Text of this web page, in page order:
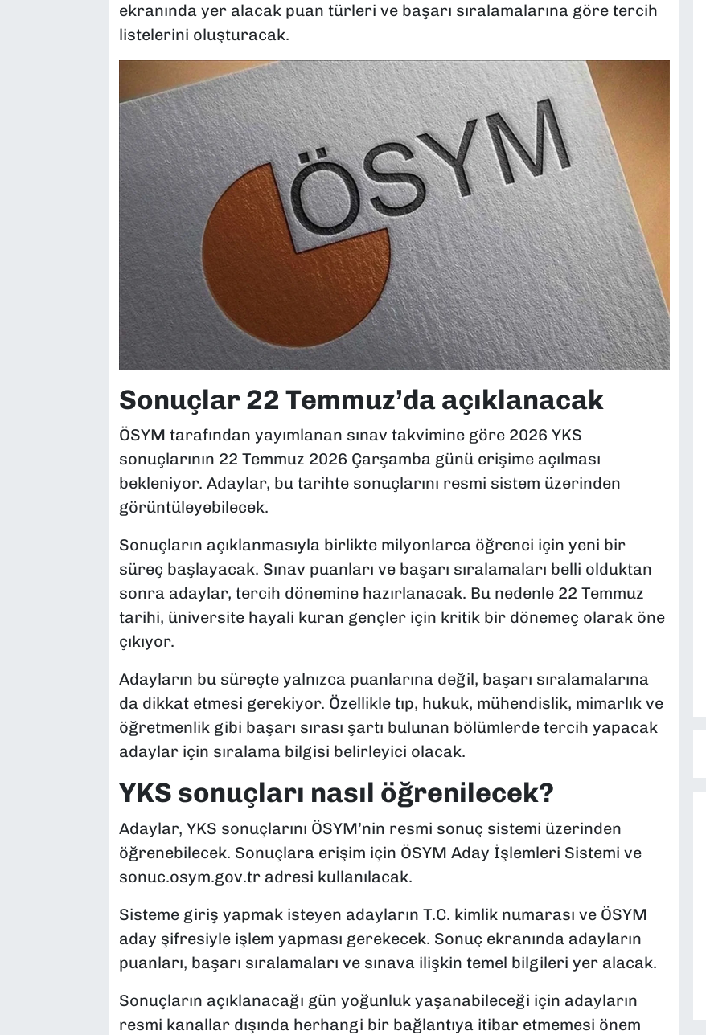
ekranında yer alacak puan türleri ve başarı sıralamalarına göre tercih
listelerini oluşturacak.
Sonuçlar 22 Temmuz’da açıklanacak
ÖSYM tarafından yayımlanan sınav takvimine göre 2026 YKS
sonuçlarının 22 Temmuz 2026 Çarşamba günü erişime açılması
bekleniyor. Adaylar, bu tarihte sonuçlarını resmi sistem üzerinden
görüntüleyebilecek.
Sonuçların açıklanmasıyla birlikte milyonlarca öğrenci için yeni bir
süreç başlayacak. Sınav puanları ve başarı sıralamaları belli olduktan
sonra adaylar, tercih dönemine hazırlanacak. Bu nedenle 22 Temmuz
tarihi, üniversite hayali kuran gençler için kritik bir dönemeç olarak öne
çıkıyor.
Adayların bu süreçte yalnızca puanlarına değil, başarı sıralamalarına
da dikkat etmesi gerekiyor. Özellikle tıp, hukuk, mühendislik, mimarlık ve
öğretmenlik gibi başarı sırası şartı bulunan bölümlerde tercih yapacak
adaylar için sıralama bilgisi belirleyici olacak.
YKS sonuçları nasıl öğrenilecek?
Adaylar, YKS sonuçlarını ÖSYM’nin resmi sonuç sistemi üzerinden
öğrenebilecek. Sonuçlara erişim için ÖSYM Aday İşlemleri Sistemi ve
sonuc.osym.gov.tr adresi kullanılacak.
Sisteme giriş yapmak isteyen adayların T.C. kimlik numarası ve ÖSYM
aday şifresiyle işlem yapması gerekecek. Sonuç ekranında adayların
puanları, başarı sıralamaları ve sınava ilişkin temel bilgileri yer alacak.
Sonuçların açıklanacağı gün yoğunluk yaşanabileceği için adayların
resmi kanallar dışında herhangi bir bağlantıya itibar etmemesi önem